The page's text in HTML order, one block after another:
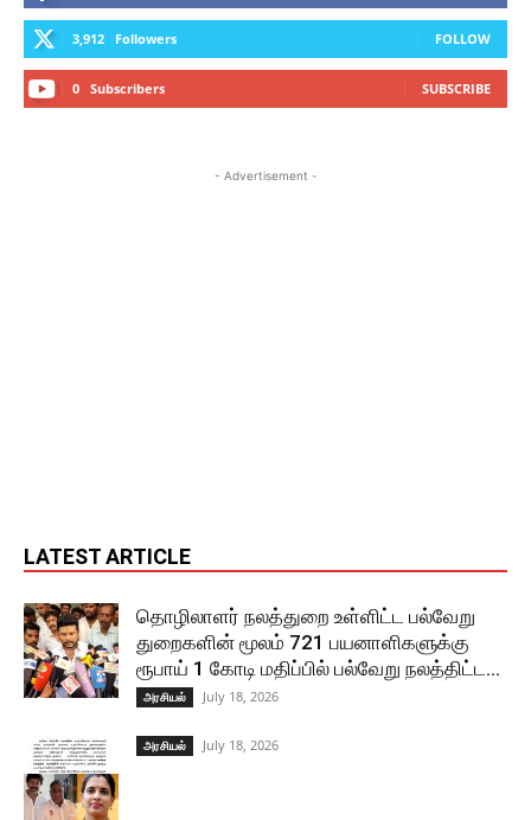
3,912 Followers FOLLOW
0 Subscribers SUBSCRIBE
- Advertisement -
LATEST ARTICLE
தொழிலாளர் நலத்துறை உள்ளிட்ட பல்வேறு
துறைகளின் மூலம் 721 பயனாளிகளுக்கு
ரூபாய் 1 கோடி மதிப்பில் பல்வேறு நலத்திட்ட...
அரசியல் July 18, 2026
அரசியல் July 18, 2026